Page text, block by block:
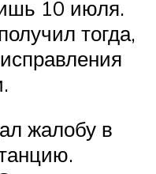
10 июля.
тогда,
жалобу в